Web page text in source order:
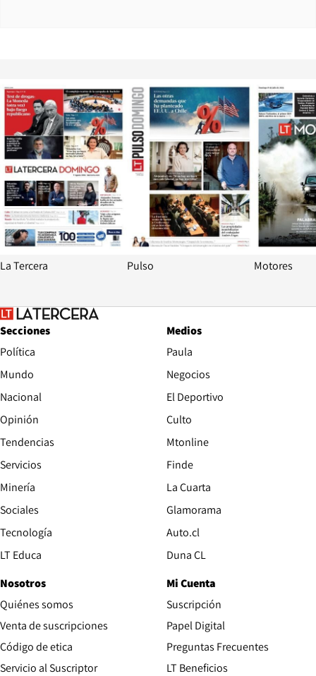
Opens in new window
La Tercera
Opens in
Pulso Motores
Secciones
Política
Mundo
Nacional
Opinión
Tendencias
Servicios
Minería
Sociales
Tecnología
LT Educa
Medios
Paula
Negocios
El Deportivo
Culto
Mtonline
Finde
La Cuarta
Glamorama
Auto.cl
Duna CL
Nosotros
Quiénes somos
Venta de suscripciones
Código de etica Opens in new window
Servicio al Suscriptor
Mi Cuenta
Suscripción
Papel Digital
Preguntas Frecuentes
LT Beneficios